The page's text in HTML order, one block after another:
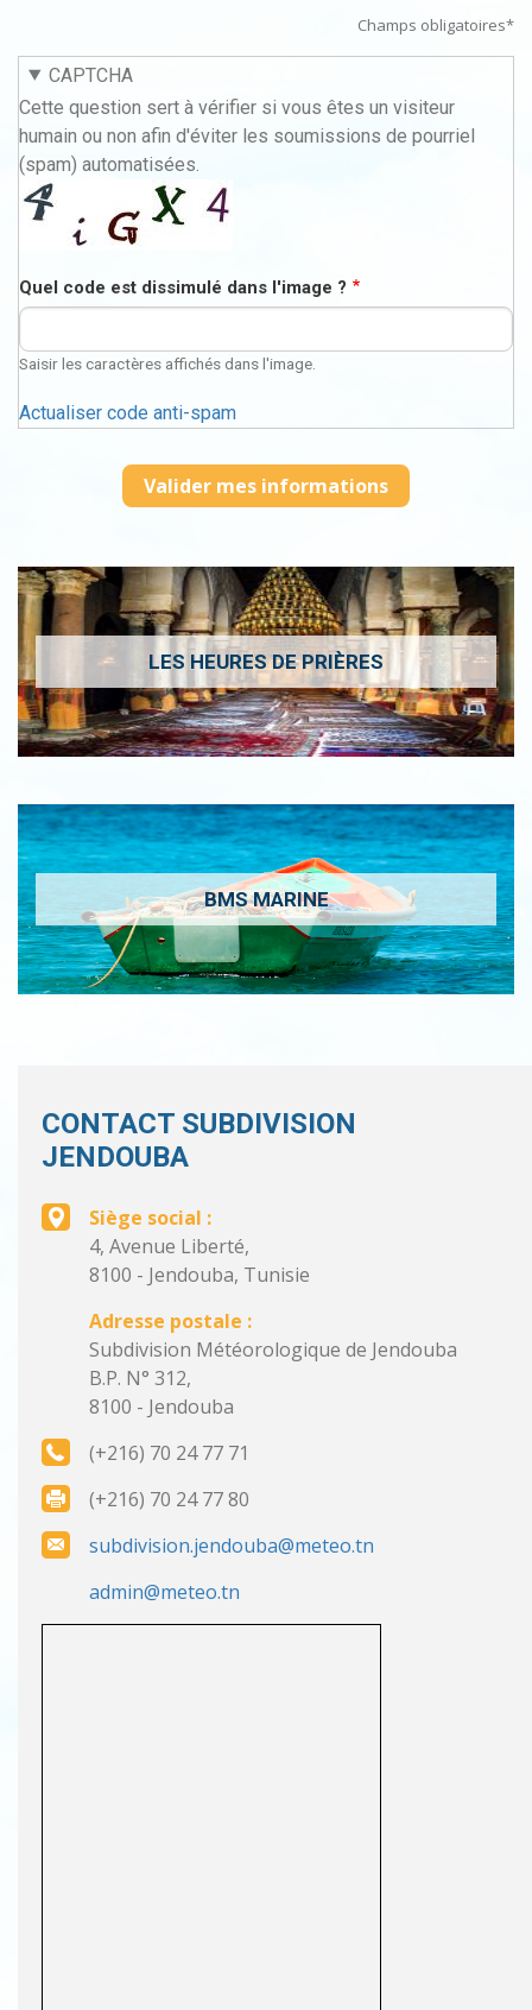
Champs obligatoires*
CAPTCHA
Cette question sert à vérifier si vous êtes un visiteur
humain ou non afin d'éviter les soumissions de pourriel
(spam) automatisées.
Quel code est dissimulé dans l'image ?
Saisir les caractères affichés dans l'image.
Actualiser code anti-spam
LES HEURES DE PRIÈRES
BMS MARINE
CONTACT SUBDIVISION
JENDOUBA
Siège social :
4, Avenue Liberté,
8100 - Jendouba, Tunisie
Adresse postale :
Subdivision Météorologique de Jendouba
B.P. N° 312,
8100 - Jendouba
(+216) 70 24 77 71
(+216) 70 24 77 80
subdivision.jendouba@meteo.tn
admin@meteo.tn